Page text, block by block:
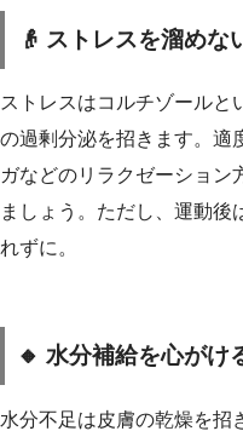
👴 ストレスを溜めな
ストレスはコルチゾールと
の過剰分泌を招きます。適
ガなどのリラクゼーション
ましょう。ただし、運動後
れずに。
🔸 水分補給を心がけ
水分不足は皮膚の乾燥を招